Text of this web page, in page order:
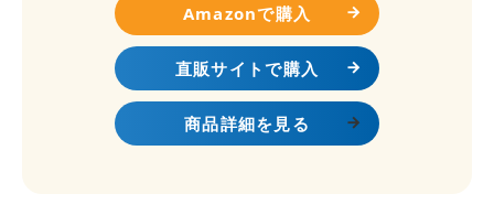
Amazonで購入
直販サイトで購入
商品詳細を見る